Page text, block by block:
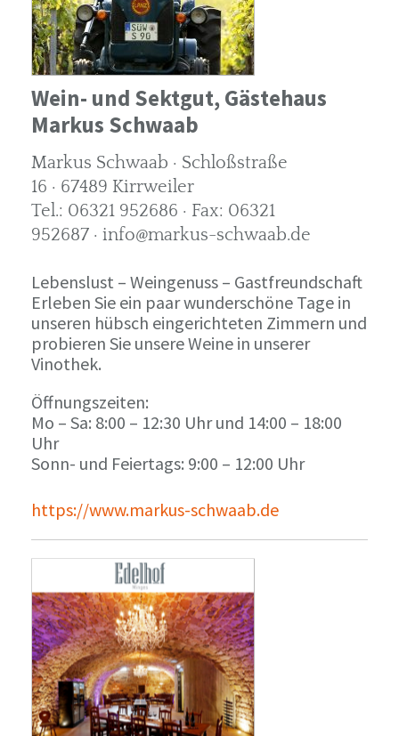
Wein- und Sektgut, Gästehaus
Markus Schwaab
Markus Schwaab · Schloßstraße
16 · 67489 Kirrweiler
Tel.: 06321 952686 · Fax: 06321
952687 · info@markus-schwaab.de
Lebenslust – Weingenuss – Gastfreundschaft
Erleben Sie ein paar wunderschöne Tage in
unseren hübsch eingerichteten Zimmern und
probieren Sie unsere Weine in unserer
Vinothek.
Öffnungszeiten:
Mo – Sa: 8:00 – 12:30 Uhr und 14:00 – 18:00
Uhr
Sonn- und Feiertags: 9:00 – 12:00 Uhr
https://www.markus-schwaab.de